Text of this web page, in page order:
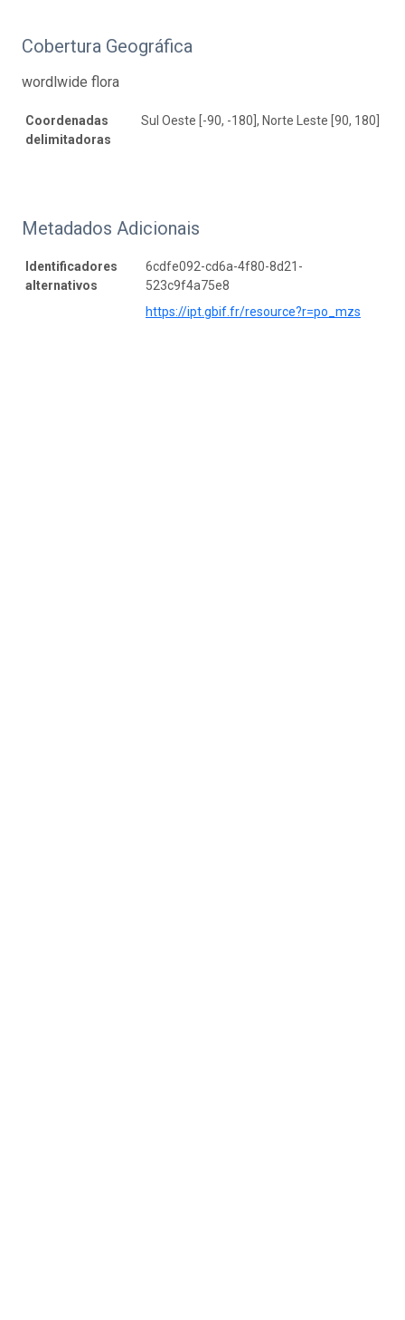
Cobertura Geográfica
wordlwide flora
Coordenadas
delimitadoras
Sul Oeste [-90, -180], Norte Leste [90, 180]
Metadados Adicionais
Identificadores
alternativos
6cdfe092-cd6a-4f80-8d21-
523c9f4a75e8
https://ipt.gbif.fr/resource?r=po_mzs